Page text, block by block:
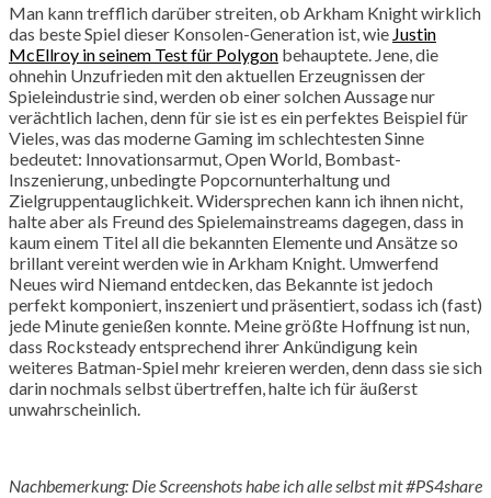
Man kann trefflich darüber streiten, ob Arkham Knight wirklich
das beste Spiel dieser Konsolen-Generation ist, wie Justin
McEllroy in seinem Test für Polygon behauptete. Jene, die
ohnehin Unzufrieden mit den aktuellen Erzeugnissen der
Spieleindustrie sind, werden ob einer solchen Aussage nur
verächtlich lachen, denn für sie ist es ein perfektes Beispiel für
Vieles, was das moderne Gaming im schlechtesten Sinne
bedeutet: Innovationsarmut, Open World, Bombast-
Inszenierung, unbedingte Popcornunterhaltung und
Zielgruppentauglichkeit. Widersprechen kann ich ihnen nicht,
halte aber als Freund des Spielemainstreams dagegen, dass in
kaum einem Titel all die bekannten Elemente und Ansätze so
brillant vereint werden wie in Arkham Knight. Umwerfend
Neues wird Niemand entdecken, das Bekannte ist jedoch
perfekt komponiert, inszeniert und präsentiert, sodass ich (fast)
jede Minute genießen konnte. Meine größte Hoffnung ist nun,
dass Rocksteady entsprechend ihrer Ankündigung kein
weiteres Batman-Spiel mehr kreieren werden, denn dass sie sich
darin nochmals selbst übertreffen, halte ich für äußerst
unwahrscheinlich.
Nachbemerkung: Die Screenshots habe ich alle selbst mit #PS4share